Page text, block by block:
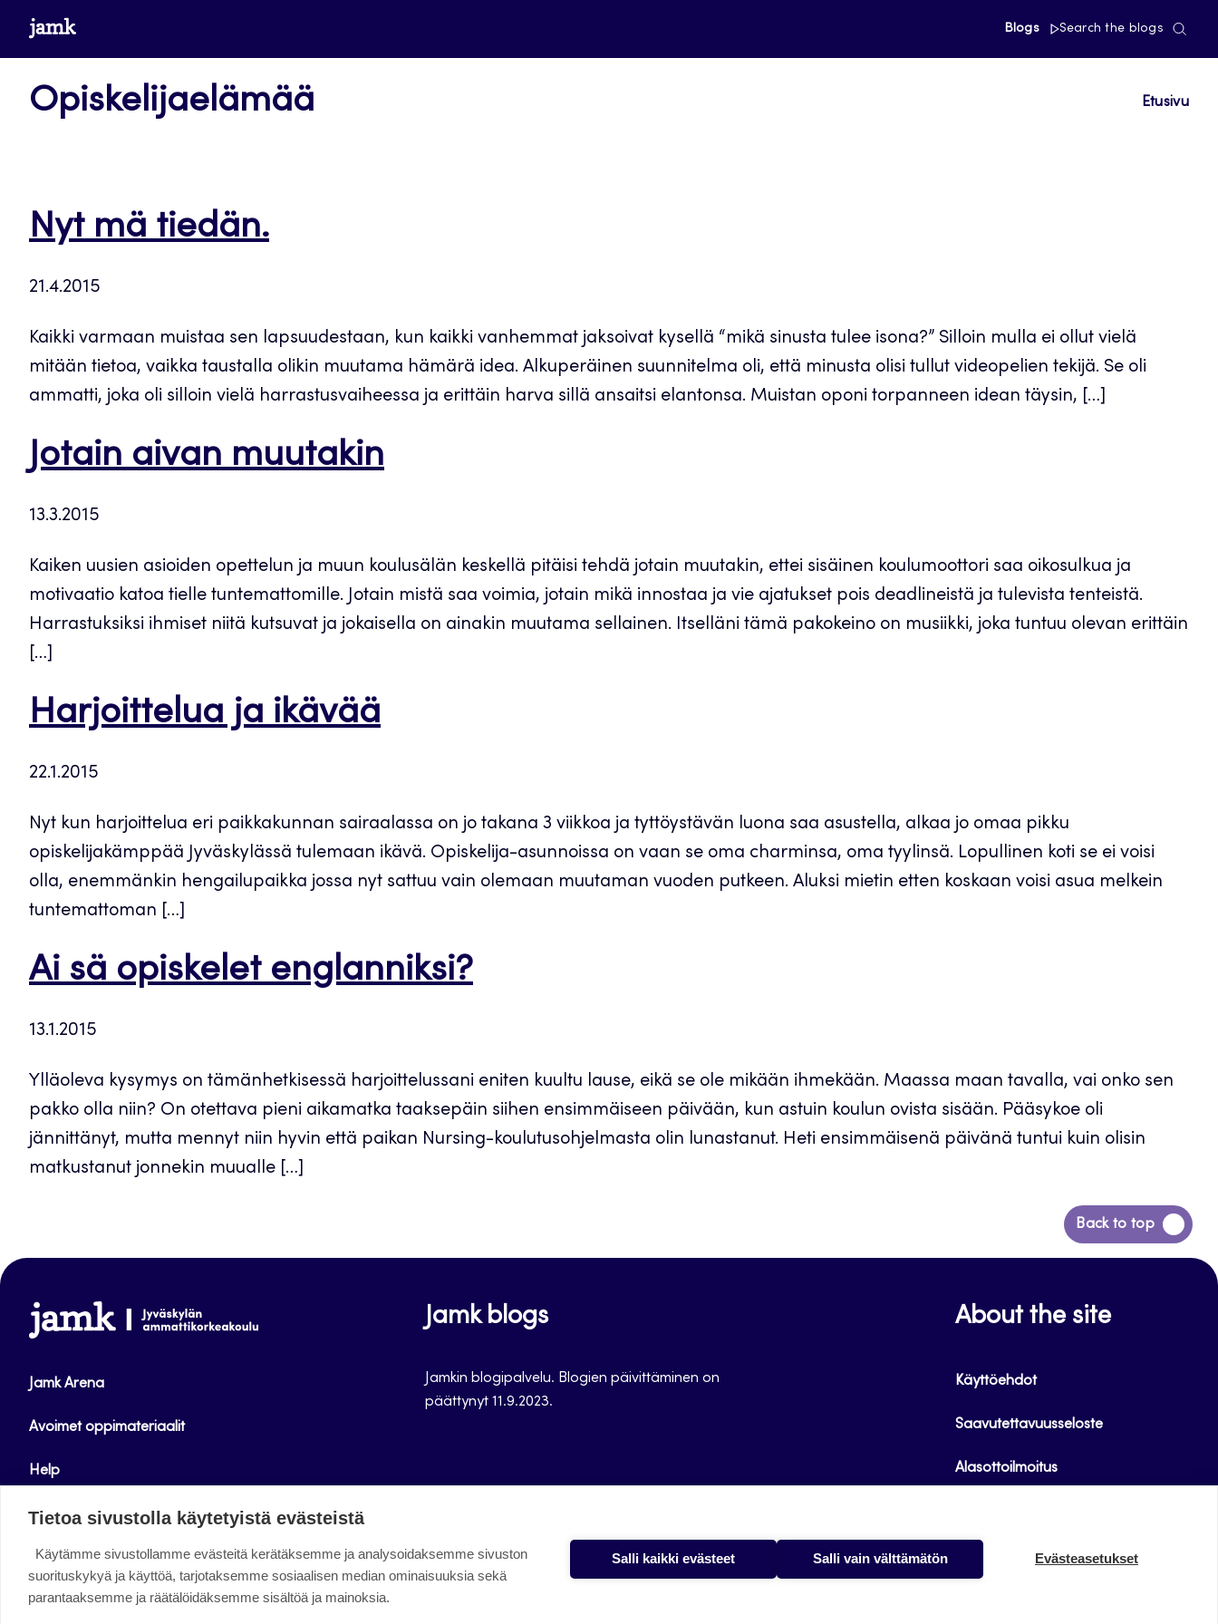
Siirrywww.jamk.fi Blogs Search the blogs
Opiskelijaelämää Etusivu
Nyt mä tiedän.
21.4.2015
Kaikki varmaan muistaa sen lapsuudestaan, kun kaikki vanhemmat jaksoivat kysellä “mikä sinusta tulee isona?” Silloin mulla ei ollut vielä
mitään tietoa, vaikka taustalla olikin muutama hämärä idea. Alkuperäinen suunnitelma oli, että minusta olisi tullut videopelien tekijä. Se oli
ammatti, joka oli silloin vielä harrastusvaiheessa ja erittäin harva sillä ansaitsi elantonsa. Muistan oponi torpanneen idean täysin, […]
Jotain aivan muutakin
13.3.2015
Kaiken uusien asioiden opettelun ja muun koulusälän keskellä pitäisi tehdä jotain muutakin, ettei sisäinen koulumoottori saa oikosulkua ja
motivaatio katoa tielle tuntemattomille. Jotain mistä saa voimia, jotain mikä innostaa ja vie ajatukset pois deadlineistä ja tulevista tenteistä.
Harrastuksiksi ihmiset niitä kutsuvat ja jokaisella on ainakin muutama sellainen. Itselläni tämä pakokeino on musiikki, joka tuntuu olevan erittäin
[…]
Harjoittelua ja ikävää
22.1.2015
Nyt kun harjoittelua eri paikkakunnan sairaalassa on jo takana 3 viikkoa ja tyttöystävän luona saa asustella, alkaa jo omaa pikku
opiskelijakämppää Jyväskylässä tulemaan ikävä. Opiskelija-asunnoissa on vaan se oma charminsa, oma tyylinsä. Lopullinen koti se ei voisi
olla, enemmänkin hengailupaikka jossa nyt sattuu vain olemaan muutaman vuoden putkeen. Aluksi mietin etten koskaan voisi asua melkein
tuntemattoman […]
Ai sä opiskelet englanniksi?
13.1.2015
Ylläoleva kysymys on tämänhetkisessä harjoittelussani eniten kuultu lause, eikä se ole mikään ihmekään. Maassa maan tavalla, vai onko sen
pakko olla niin? On otettava pieni aikamatka taaksepäin siihen ensimmäiseen päivään, kun astuin koulun ovista sisään. Pääsykoe oli
jännittänyt, mutta mennyt niin hyvin että paikan Nursing-koulutusohjelmasta olin lunastanut. Heti ensimmäisenä päivänä tuntui kuin olisin
matkustanut jonnekin muualle […]
Back to top
Siirry
takaisin
www.jamk.fi
Jamk Arena
Avoimet oppimateriaalit
Help
Verkkolehdet
FacebookInstagram
LinkedinTwitterYouTube
Jamk blogs
Jamkin blogipalvelu. Blogien päivittäminen on
päättynyt 11.9.2023.
About the site
Käyttöehdot
Saavutettavuusseloste
Alasottoilmoitus
Tietoa sivustolla käytetyistä evästeistä
Käytämme sivustollamme evästeitä kerätäksemme ja analysoidaksemme sivuston
suorituskykyä ja käyttöä, tarjotaksemme sosiaalisen median ominaisuuksia sekä
parantaaksemme ja räätälöidäksemme sisältöä ja mainoksia.
Salli kaikki evästeet Salli vain välttämätön Evästeasetukset